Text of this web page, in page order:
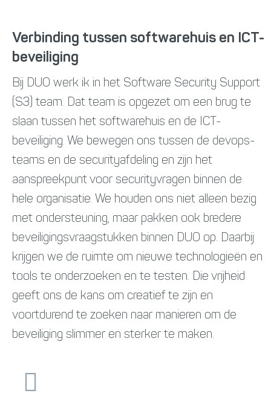
Verbinding tussen softwarehuis en ICT-
beveiliging
​​​​​​​Bij DUO werk ik in het Software Security Support
(S3) team. Dat team is opgezet om een brug te
slaan tussen het softwarehuis en de ICT-
beveiliging. We bewegen ons tussen de devops-
teams en de securityafdeling en zijn het
aanspreekpunt voor securityvragen binnen de
hele organisatie. We houden ons niet alleen bezig
met ondersteuning, maar pakken ook bredere
beveiligingsvraagstukken binnen DUO op. Daarbij
krijgen we de ruimte om nieuwe technologieën en
tools te onderzoeken en te testen. Die vrijheid
geeft ons de kans om creatief te zijn en
voortdurend te zoeken naar manieren om de
beveiliging slimmer en sterker te maken.